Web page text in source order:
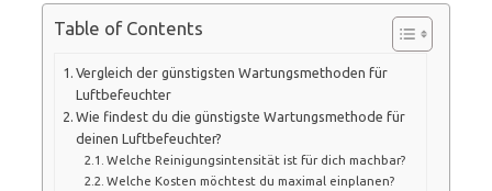
Table of Contents
Vergleich der günstigsten Wartungsmethoden für
Luftbefeuchter
Wie findest du die günstigste Wartungsmethode für
deinen Luftbefeuchter?
Welche Reinigungsintensität ist für dich machbar?
Welche Kosten möchtest du maximal einplanen?